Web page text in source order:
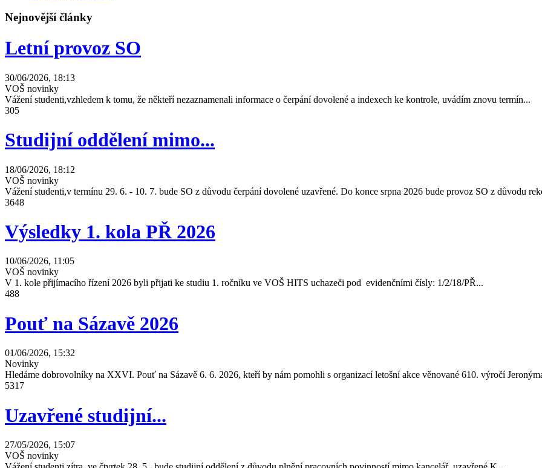
Nejnovější články
Letní provoz SO
30/06/2026, 18:13
VOŠ novinky
Vážení studenti,vzhledem k tomu, že někteří nezaznamenali informace o čerpání dovolené a indexech ke kontrole, uvádím znovu termín...
305
Studijní oddělení mimo...
18/06/2026, 18:12
VOŠ novinky
Vážení studenti,v termínu 29. 6. - 10. 7. bude SO z důvodu čerpání dovolené uzavřené. Do konce srpna 2026 bude provoz SO z důvodu
3648
Výsledky 1. kola PŘ 2026
10/06/2026, 11:05
VOŠ novinky
V 1. kole přijímacího řízení 2026 byli přijati ke studiu 1. ročníku ve VOŠ HITS uchazeči pod evidenčními čísly: 1/2/18/PŘ...
488
Pouť na Sázavě 2026
01/06/2026, 15:32
Novinky
Hledáme dobrovolníky na XXVI. Pouť na Sázavě 6. 6. 2026, kteří by nám pomohli s organizací letošní akce věnované 610. výročí
5317
Uzavřené studijní...
27/05/2026, 15:07
VOŠ novinky